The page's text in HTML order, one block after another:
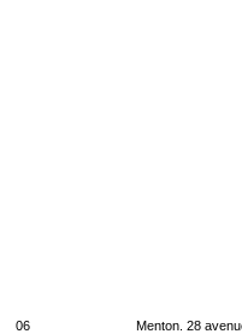
06 Menton. 28